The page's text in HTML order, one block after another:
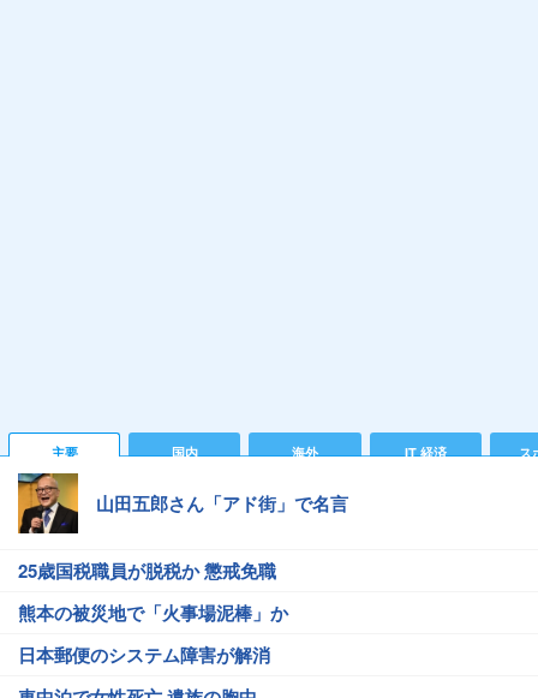
主要 国内 海外 IT 経済 ス
山田五郎さん「アド街」で名言
25歳国税職員が脱税か 懲戒免職
熊本の被災地で「火事場泥棒」か
日本郵便のシステム障害が解消